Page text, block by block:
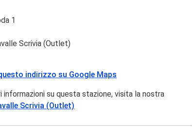
1
Scrivia (Outlet)
indirizzo su Google Maps
informazioni su questa stazione, visita la nostra
Scrivia (Outlet)